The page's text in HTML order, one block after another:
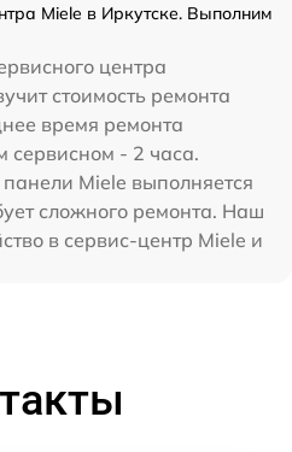
Miele в Иркутске. Выполним
центра
стоимость ремонта
время ремонта
сервисном - 2 часа.
Miele выполняется
сложного ремонта. Наш
в сервис-центр Miele и